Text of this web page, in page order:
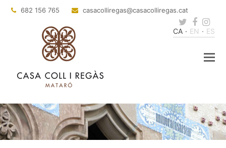
682 156 765 casacolliregas@casacolliregas.cat
Twitter
CA EN ES